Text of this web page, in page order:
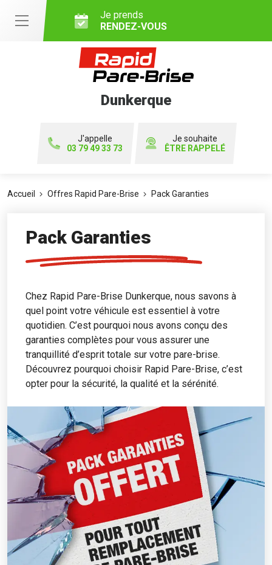
Je prends
RENDEZ-VOUS
Dunkerque
J'appelle
03 79 49 33 73
Je souhaite
ÊTRE RAPPELÉ
Accueil Offres Rapid Pare-Brise Pack Garanties
Pack Garanties
Chez Rapid Pare-Brise Dunkerque, nous savons à
quel point votre véhicule est essentiel à votre
quotidien. C’est pourquoi nous avons conçu des
garanties complètes pour vous assurer une
tranquillité d’esprit totale sur votre pare-brise.
Découvrez pourquoi choisir Rapid Pare-Brise, c’est
opter pour la sécurité, la qualité et la sérénité.